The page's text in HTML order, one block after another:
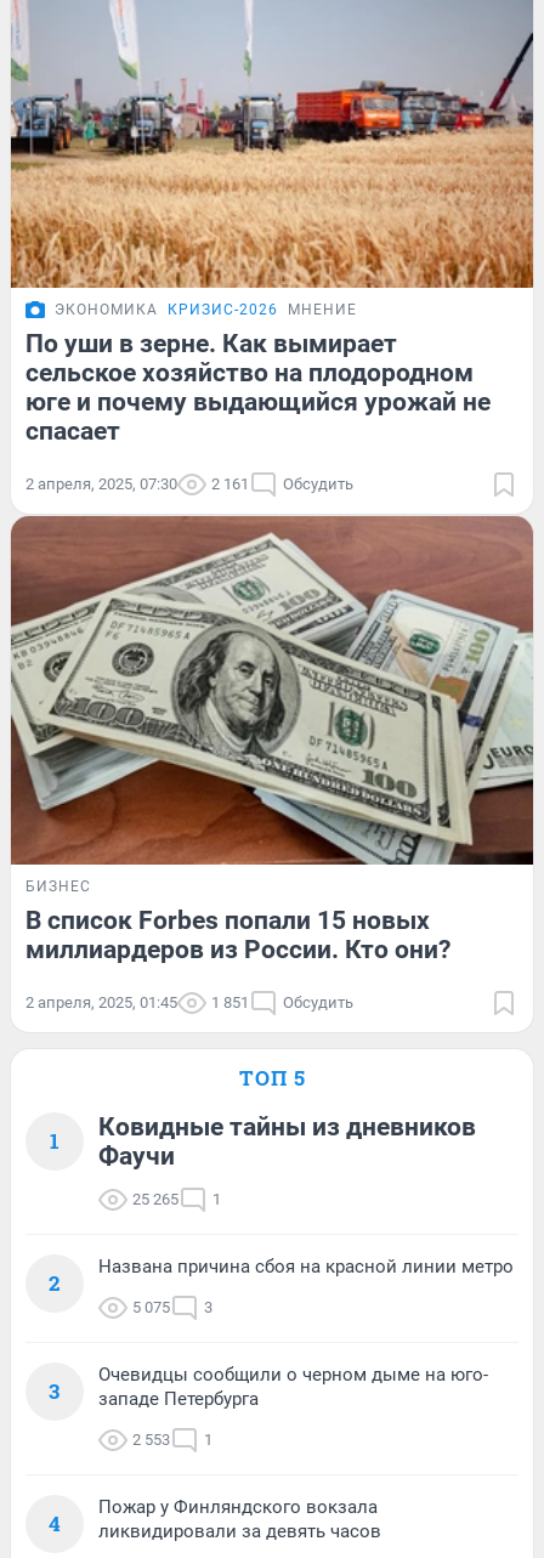
ЭКОНОМИКА КРИЗИС-2026 МНЕНИЕ
По уши в зерне. Как вымирает
сельское хозяйство на плодородном
юге и почему выдающийся урожай не
спасает
2 апреля, 2025, 07:30 2 161 Обсудить
БИЗНЕС
В список Forbes попали 15 новых
миллиардеров из России. Кто они?
2 апреля, 2025, 01:45 1 851 Обсудить
ТОП 5
1
Ковидные тайны из дневников
Фаучи
25 265 1
2
Названа причина сбоя на красной линии метро
5 075 3
3
Очевидцы сообщили о черном дыме на юго-
западе Петербурга
2 553 1
4
Пожар у Финляндского вокзала
ликвидировали за девять часов